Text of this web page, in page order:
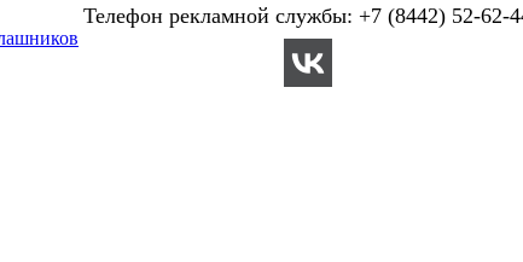
Телефон рекламной службы: +7 (8442) 52-62-